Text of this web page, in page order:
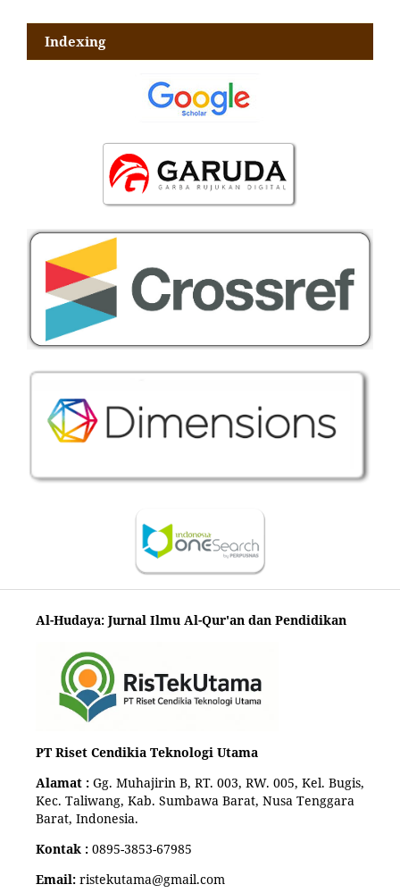
Indexing
Al-Hudaya: Jurnal Ilmu Al-Qur'an dan Pendidikan
PT Riset Cendikia Teknologi Utama
Alamat : Gg. Muhajirin B, RT. 003, RW. 005, Kel. Bugis,
Kec. Taliwang, Kab. Sumbawa Barat, Nusa Tenggara
Barat, Indonesia.
Kontak : 0895-3853-67985
Email:ristekutama@gmail.com